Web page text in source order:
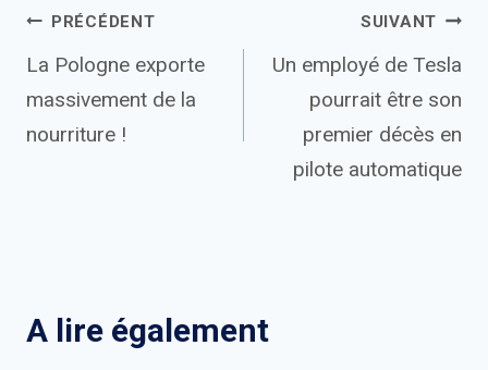
Navigation
de
l’article
PRÉCÉDENT
La Pologne exporte
massivement de la
nourriture !
SUIVANT
Un employé de Tesla
pourrait être son
premier décès en
pilote automatique
A lire également